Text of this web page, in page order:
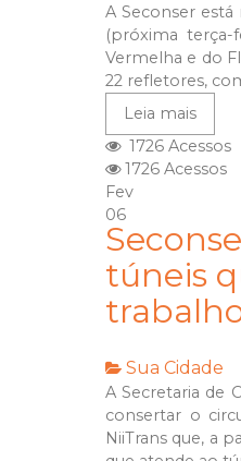
A Seconser está
(próxima
Vermelha e do
22 refletores,
Leia mais
1726 Acessos
1726 Acessos
Fev
06
túneis
Sua Cidade
A Secretaria de
consertar o
NiiTrans que, a